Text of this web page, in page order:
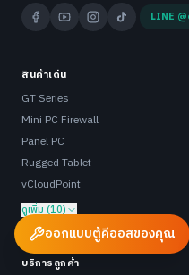
LINE
สินค้าเด่น
GT Series
Mini PC Firewall
Panel PC
Rugged Tablet
vCloudPoint
ดูเพิ่ม (10)
บริการลูกค้า
ออกแบบตู้คีออสของคุณ